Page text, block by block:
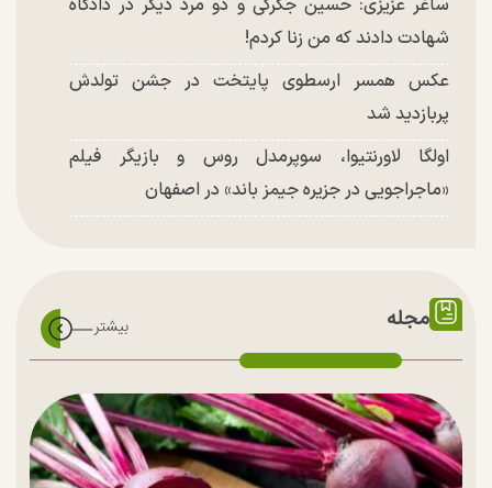
ساغر عزیزی: حسین جگرکی و دو مرد دیگر در دادگاه
شهادت دادند که من زنا کردم!
عکس همسر ارسطوی پایتخت در جشن تولدش
پربازدید شد
اولگا لاورنتیوا، سوپرمدل روس و بازیگر فیلم
«ماجراجویی در جزیره جیمز باند» در اصفهان
مجله